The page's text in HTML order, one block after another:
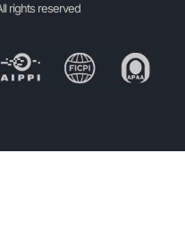
rights reserved